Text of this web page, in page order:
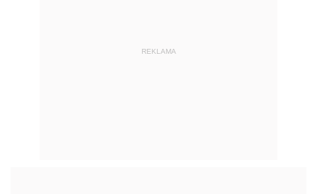
REKLAMA